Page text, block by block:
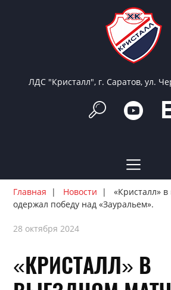
ЛДС "Кристалл", г. Саратов, ул.
Главная Новости
«Кристалл»
одержал победу над «Зауральем».
28 октября 2024
«КРИСТАЛЛ» В